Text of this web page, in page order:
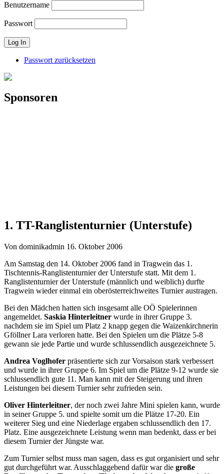
Benutzername
Passwort
Passwort zurücksetzen
Sponsoren
1. TT-Ranglistenturnier (Unterstufe)
Von dominikadmin 16. Oktober 2006
Am Samstag den 14. Oktober 2006 fand in Tragwein das 1.
Tischtennis-Ranglistenturnier der Unterstufe statt. Mit dem 1.
Ranglistenturnier der Unterstufe (männlich und weiblich) durfte
Tragwein wieder einmal ein oberösterreichweites Turnier austragen.
Bei den Mädchen hatten sich insgesamt alle OÖ Spielerinnen
angemeldet. Saskia Hinterleitner wurde in ihrer Gruppe 3.
nachdem sie im Spiel um Platz 2 knapp gegen die Waizenkirchnerin
Gföllner Lara verloren hatte. Bei den Spielen um die Plätze 5-8
gewann sie jede Partie und wurde schlussendlich ausgezeichnete 5.
Andrea Voglhofer präsentierte sich zur Vorsaison stark verbessert
und wurde in ihrer Gruppe 6. Im Spiel um die Plätze 9-12 wurde sie
schlussendlich gute 11. Man kann mit der Steigerung und ihren
Leistungen bei diesem Turnier sehr zufrieden sein.
Oliver Hinterleitner, der noch zwei Jahre Mini spielen kann, wurde
in seiner Gruppe 5. und spielte somit um die Plätze 17-20. Ein
weiterer Sieg und eine Niederlage ergaben schlussendlich den 17.
Platz. Eine ausgezeichnete Leistung wenn man bedenkt, dass er bei
diesem Turnier der Jüngste war.
Zum Turnier selbst muss man sagen, dass es gut organisiert und sehr
gut durchgeführt war. Ausschlaggebend dafür war die große